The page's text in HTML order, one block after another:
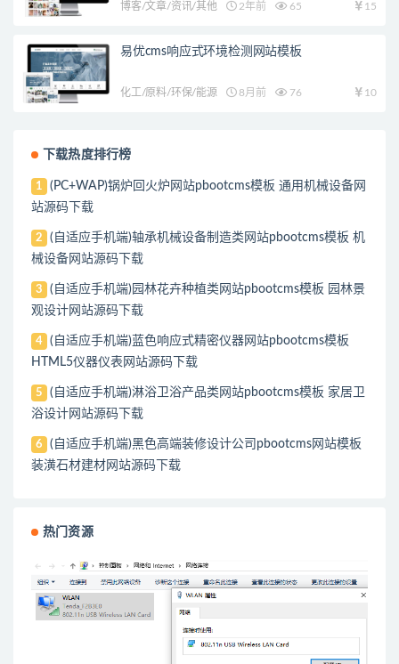
博客/文章/资讯/其他 2年前 65 15
易优cms响应式环境检测网站模板
化工/原料/环保/能源 8月前 76 10
下载热度排行榜
1
(PC+WAP)锅炉回火炉网站pbootcms模板 通用机械设备网
站源码下载
2
(自适应手机端)轴承机械设备制造类网站pbootcms模板 机
械设备网站源码下载
3
(自适应手机端)园林花卉种植类网站pbootcms模板 园林景
观设计网站源码下载
4
(自适应手机端)蓝色响应式精密仪器网站pbootcms模板
HTML5仪器仪表网站源码下载
5
(自适应手机端)淋浴卫浴产品类网站pbootcms模板 家居卫
浴设计网站源码下载
6
(自适应手机端)黑色高端装修设计公司pbootcms网站模板
装潢石材建材网站源码下载
热门资源